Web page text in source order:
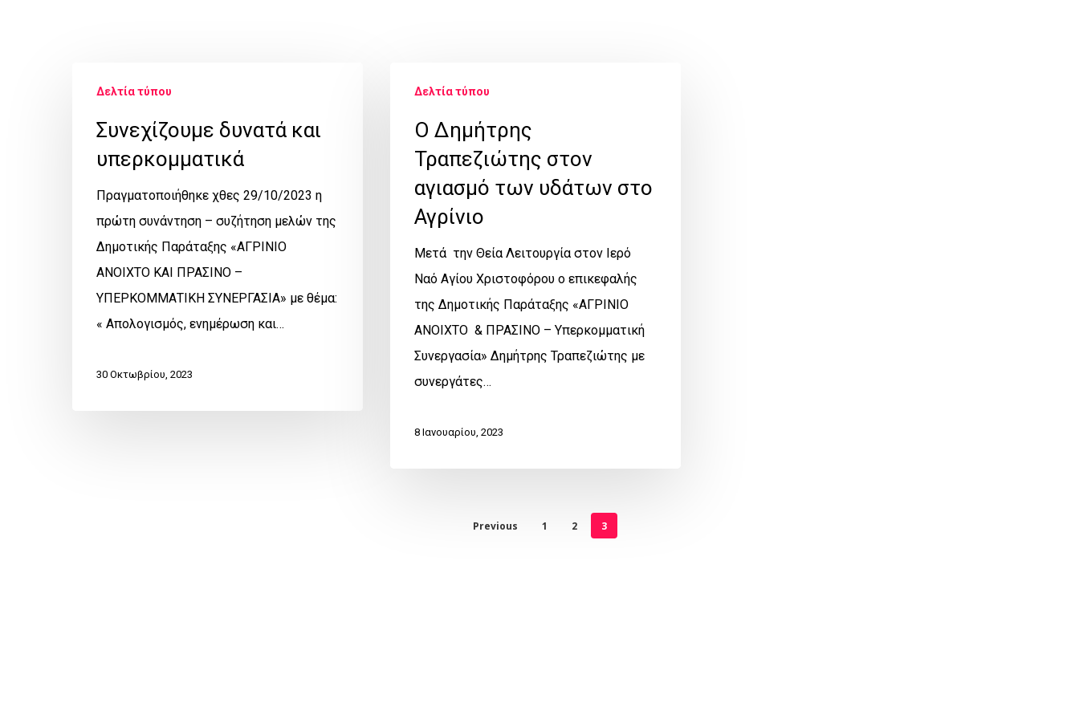
Δελτία τύπου
Συνεχίζουμε δυνατά και
υπερκομματικά
Πραγματοποιήθηκε χθες 29/10/2023 η
πρώτη συνάντηση – συζήτηση μελών της
Δημοτικής Παράταξης «ΑΓΡΙΝΙΟ
ΑΝΟΙΧΤΟ ΚΑΙ ΠΡΑΣΙΝΟ –
ΥΠΕΡΚΟΜΜΑΤΙΚΗ ΣΥΝΕΡΓΑΣΙΑ» με θέμα:
« Απολογισμός, ενημέρωση και…
30 Οκτωβρίου, 2023
Δελτία τύπου
Ο Δημήτρης
Τραπεζιώτης στον
αγιασμό των υδάτων στο
Αγρίνιο
Μετά την Θεία Λειτουργία στον Ιερό
Ναό Αγίου Χριστοφόρου ο επικεφαλής
της Δημοτικής Παράταξης «ΑΓΡΙΝΙΟ
ΑΝΟΙΧΤΟ & ΠΡΑΣΙΝΟ – Υπερκομματική
Συνεργασία» Δημήτρης Τραπεζιώτης με
συνεργάτες…
8 Ιανουαρίου, 2023
Previous 1 2 3